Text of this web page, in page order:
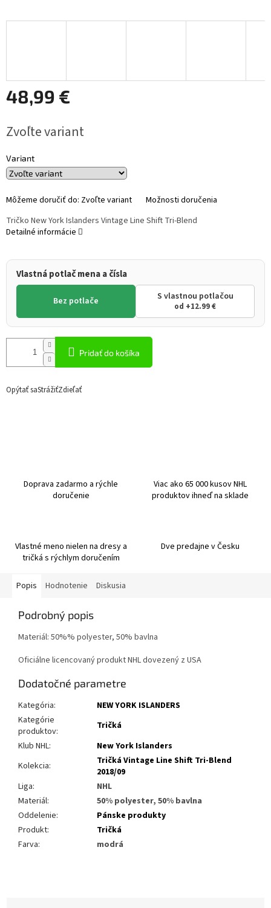
48,99 €
cena:
Zvoľte variant
Variant
Môžeme doručiť do: Zvoľte variant Možnosti doručenia
Vlastná potlač mena a čísla
Bez potlače S vlastnou potlačou
od +12.99 €
Pridať do košíka
Tričko New York Islanders Vintage Line Shift Tri-Blend
Detailné informácie
Opýtať saStrážiťZdieľať
Doprava zadarmo a rýchle
doručenie
Viac ako 65 000 kusov NHL
produktov ihneď na sklade
Vlastné meno nielen na dresy a
tričká s rýchlym doručením
Dve predajne v Česku
Popis Hodnotenie Diskusia
Podrobný popis
Materiál: 50%% polyester, 50% bavlna
Oficiálne licencovaný produkt NHL dovezený z USA
Dodatočné parametre
Kategória:
NEW YORK ISLANDERS
Kategórie
produktov:
Tričká
Klub NHL:
New York Islanders
Kolekcia:
Tričká Vintage Line Shift Tri-Blend
2018/09
Liga:
NHL
Materiál:
50% polyester, 50% bavlna
Oddelenie:
Pánske produkty
Produkt:
Tričká
Farva: modrá